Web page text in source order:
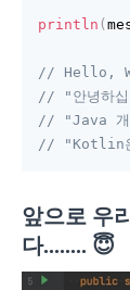
println (
// Hello,
// "안녕하
// "Java 개
// "Kotlin은
앞으로 우
다........ 😇